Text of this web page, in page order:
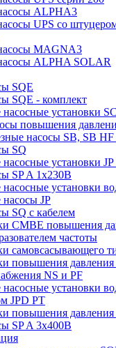
ALPHA3
UPS со
MAGNA3
ALPHA SOLAR
SQE
SQE - комплект
установки
повышения
насосы SB, SB
SQ
установки JP
SP A 1x230В
установки
JP
SQ с кабелем
CMBE повышения
частоты
самовсасывающего
повышения
NS и PF
установки
JPD PT
повышения
SP A 3x400В